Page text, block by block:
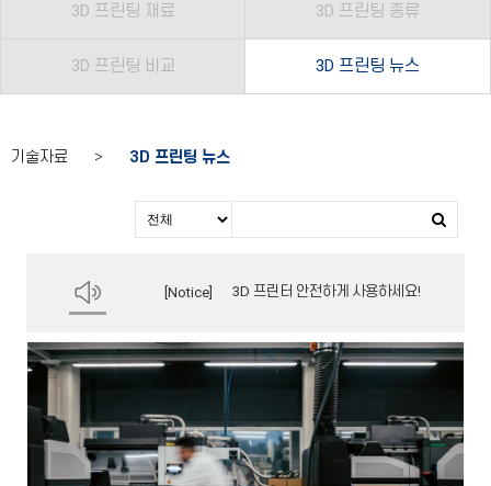
3D 프린팅 재료 3D 프린팅 종류
3D 프린팅 비교 3D 프린팅 뉴스
기술자료 > 3D 프린팅 뉴스
Notice 3D 프린터 안전하게 사용하세요!